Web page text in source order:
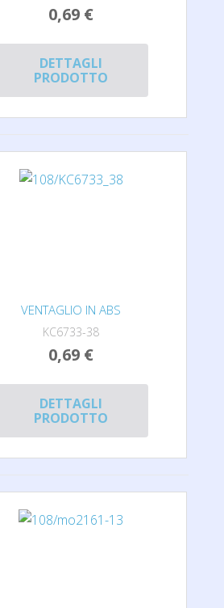
0,69 €
DETTAGLI
PRODOTTO
VENTAGLIO IN ABS
KC6733-38
0,69 €
DETTAGLI
PRODOTTO